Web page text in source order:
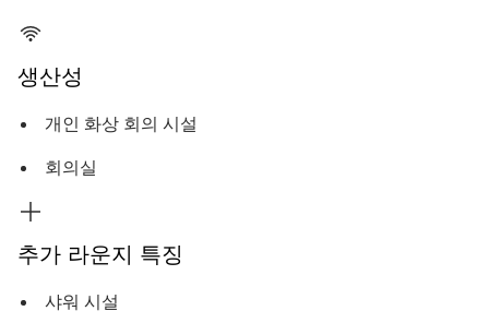
생산성
개인 화상 회의 시설
회의실
추가 라운지 특징
샤워 시설